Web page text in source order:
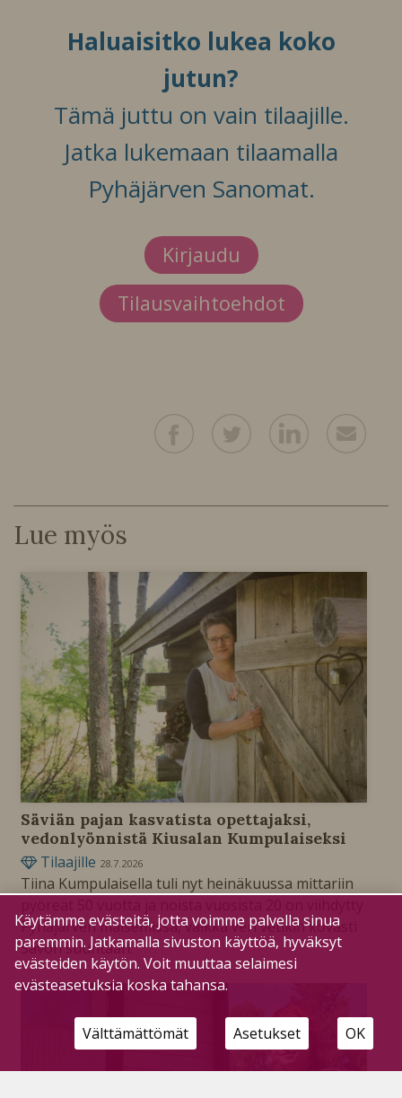
Haluaisitko lukea koko
jutun?
Tämä juttu on vain tilaajille.
Jatka lukemaan tilaamalla
Pyhäjärven Sanomat.
Kirjaudu
Tilausvaihtoehdot
Lue myös
Säviän pajan kasvatista opettajaksi,
vedonlyönnistä Kiusalan Kumpulaiseksi
Tilaajille 28.7.2026
Tiina Kumpulaisella tuli nyt heinäkuussa mittariin
Pyhäjärven maisemissa, vaikka veri vetikin kovasti
Savon suuntaan.
Käytämme evästeitä, jotta voimme palvella sinua
paremmin. Jatkamalla sivuston käyttöä, hyväksyt
evästeiden käytön. Voit muuttaa selaimesi
evästeasetuksia koska tahansa.
Välttämättömät Asetukset OK